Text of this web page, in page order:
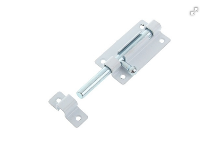
Оформление заказа
Оплата и доставка